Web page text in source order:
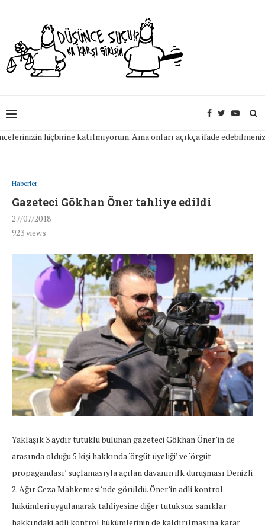
hiçbirine katılmıyorum. Ama onları açıkça ifade edebilmeniz için
Haberler
Gazeteci Gökhan Öner tahliye edildi
27/07/2018
923views
Yaklaşık 3 aydır tutuklu bulunan gazeteci Gökhan Öner’in de
arasında olduğu 5 kişi hakkında ‘örgüt üyeliği’ ve ‘örgüt
propagandası’ suçlamasıyla açılan davanın ilk duruşması Denizli
2. Ağır Ceza Mahkemesi’nde görüldü. Öner’in adli kontrol
hükümleri uygulanarak tahliyesine diğer tutuksuz sanıklar
hakkındaki adli kontrol hükümlerinin de kaldırılmasına karar